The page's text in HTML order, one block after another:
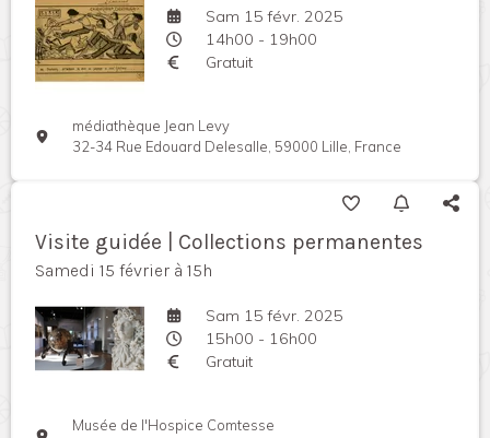
Sam 15 févr. 2025
14h00 - 19h00
Gratuit
médiathèque Jean Levy
32-34 Rue Edouard Delesalle, 59000 Lille, France
Visite guidée | Collections permanentes
Samedi 15 février à 15h
Sam 15 févr. 2025
15h00 - 16h00
Gratuit
Musée de l'Hospice Comtesse